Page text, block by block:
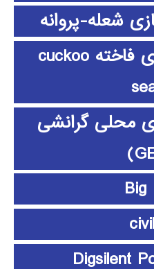
شعله-پروانه
الگوریتم جستجوی فاخته cuckoo
محلی گرانشی
Big
Digsilent